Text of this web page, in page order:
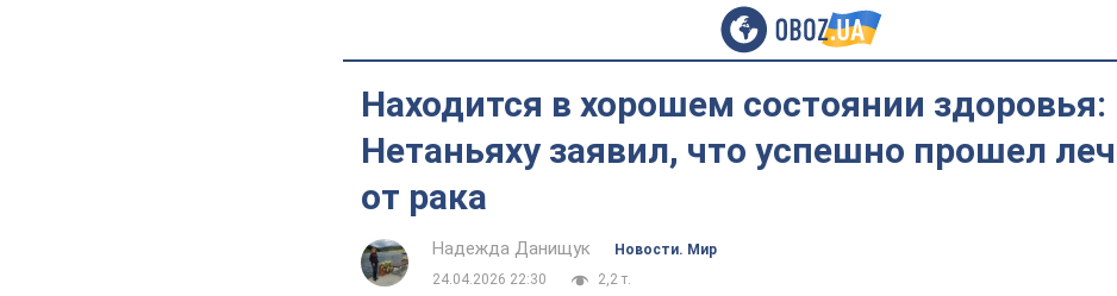
Находится в хорошем состоянии здоровья:
Нетаньяху заявил, что успешно прошел
от рака
Надежда Данищук
Новости. Мир
24.04.2026 22:30
2,2 т.